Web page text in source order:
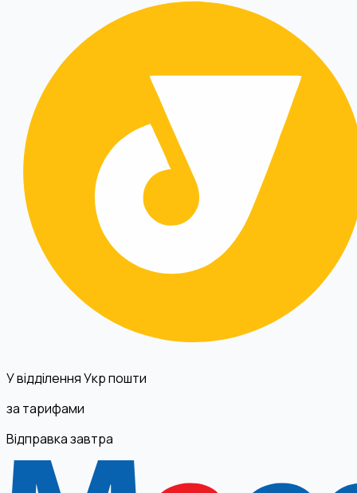
У відділення Укр пошти
за тарифами
Відправка завтра